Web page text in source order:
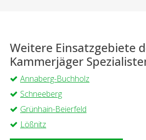
Weitere Einsatzgebiete
Kammerjäger
Annaberg-Buchholz
Schneeberg
Grünhain-Beierfeld
Lößnitz